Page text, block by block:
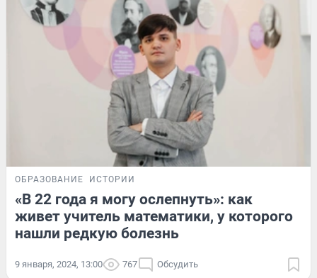
ОБРАЗОВАНИЕ ИСТОРИИ
«В 22 года я могу ослепнуть»: как
живет учитель математики, у которого
нашли редкую болезнь
9 января, 2024, 13:00 767 Обсудить